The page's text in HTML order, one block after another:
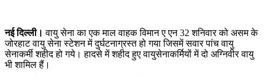
नई दिल्ली। वायु सेना का एक माल वाहक विमान ए एन 32 शनिवार को असम के
जोरहाट वायु सेना स्टेशन में दुर्घटनाग्रस्त हो गया जिसमें सवार पांच वायु
सेनाकर्मी शहीद हो गये। हादसे में शहीद हुए वायुसेनाकर्मियों में दो अग्निवीर वायु
भी शामिल हैं।